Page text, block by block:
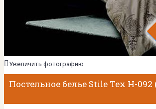
Увеличить фотографию
Постельное белье Stile Tex H-